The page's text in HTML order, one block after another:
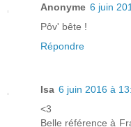
Anonyme 6 juin
Pôv' bête !
Répondre
Isa 6 juin 2016 à
<3
Belle référence à